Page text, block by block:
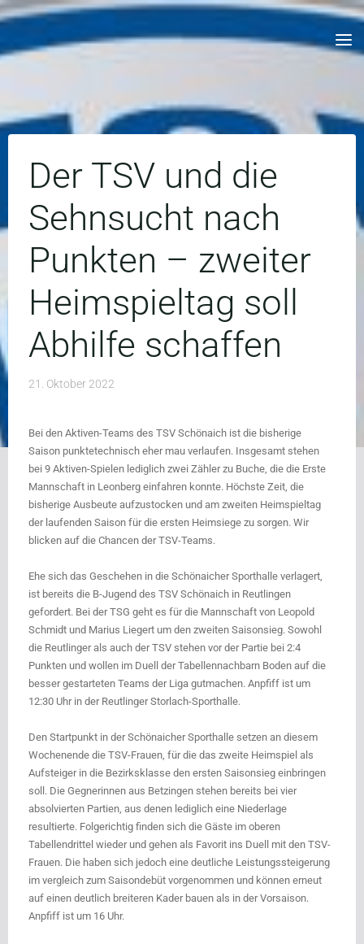
Skip
to
content
Der TSV und die
Sehnsucht nach
Punkten – zweiter
Heimspieltag soll
Abhilfe schaffen
21. Oktober 2022
Bei den Aktiven-Teams des TSV Schönaich ist die bisherige
Saison punktetechnisch eher mau verlaufen. Insgesamt stehen
bei 9 Aktiven-Spielen lediglich zwei Zähler zu Buche, die die Erste
Mannschaft in Leonberg einfahren konnte. Höchste Zeit, die
bisherige Ausbeute aufzustocken und am zweiten Heimspieltag
der laufenden Saison für die ersten Heimsiege zu sorgen. Wir
blicken auf die Chancen der TSV-Teams.
Ehe sich das Geschehen in die Schönaicher Sporthalle verlagert,
ist bereits die B-Jugend des TSV Schönaich in Reutlingen
gefordert. Bei der TSG geht es für die Mannschaft von Leopold
Schmidt und Marius Liegert um den zweiten Saisonsieg. Sowohl
die Reutlinger als auch der TSV stehen vor der Partie bei 2:4
Punkten und wollen im Duell der Tabellennachbarn Boden auf die
besser gestarteten Teams der Liga gutmachen. Anpfiff ist um
12:30 Uhr in der Reutlinger Storlach-Sporthalle.
Den Startpunkt in der Schönaicher Sporthalle setzen an diesem
Wochenende die TSV-Frauen, für die das zweite Heimspiel als
Aufsteiger in die Bezirksklasse den ersten Saisonsieg einbringen
soll. Die Gegnerinnen aus Betzingen stehen bereits bei vier
absolvierten Partien, aus denen lediglich eine Niederlage
resultierte. Folgerichtig finden sich die Gäste im oberen
Tabellendrittel wieder und gehen als Favorit ins Duell mit den TSV-
Frauen. Die haben sich jedoch eine deutliche Leistungssteigerung
im vergleich zum Saisondebüt vorgenommen und können erneut
auf einen deutlich breiteren Kader bauen als in der Vorsaison.
Anpfiff ist um 16 Uhr.